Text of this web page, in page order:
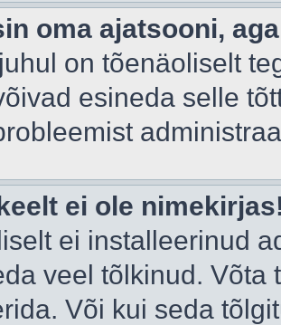
oma ajatsooni,
on tõenäoliselt
esineda selle
ei ole
ei installeerinud
veel tõlkinud.
Või kui seda